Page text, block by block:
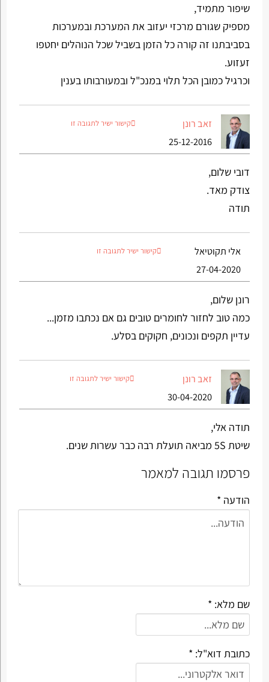
שיפור מתמיד,
מספיק שגורם מרכזי יעזוב את המערכת ובמערכות
בסביבתנו זה קורה כל הזמן בשביל שכל הנוהלים יחטפו
זעזוע.
וכרגיל כמובן הכל תלוי במנכ"ל ובמעורבותו בענין
זאב רונן
25-12-2016
קישור ישיר לתגובה זו
דובי שלום,
צודק מאד.
תודה
אלי תקוטיאל
27-04-2020
קישור ישיר לתגובה זו
רונן שלום,
כמה טוב לחזור לחומרים טובים גם אם נכתבו מזמן...
עדיין תקפים ונכונים, חקוקים בסלע.
זאב רונן
30-04-2020
קישור ישיר לתגובה זו
תודה אלי,
שיטת 5S מביאה תועלת רבה כבר עשרות שנים.
פרסמו תגובה למאמר
הודעה *
שם מלא: *
כתובת דוא"ל: *